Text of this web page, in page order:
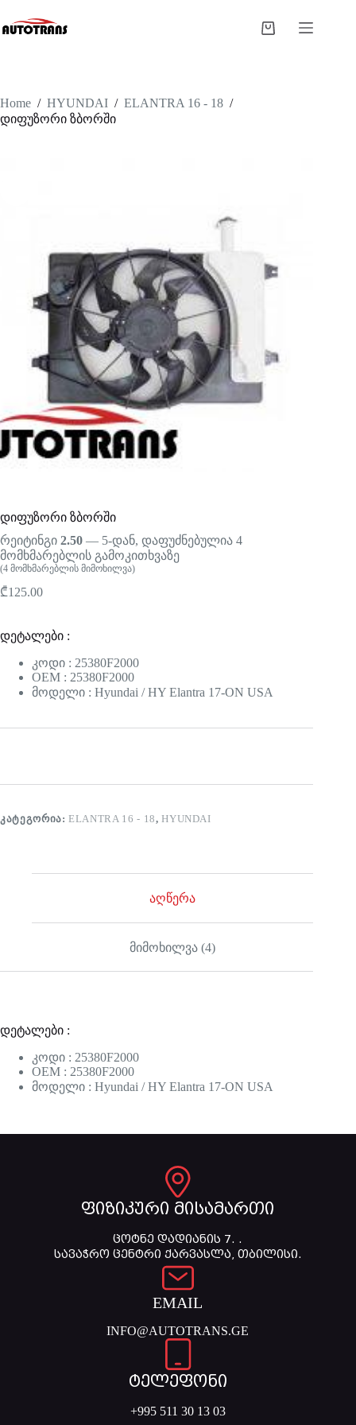
Home / HYUNDAI / ELANTRA 16 - 18 /
დიფუზორი ზბორში
დიფუზორი ზბორში
რეიტინგი 2.50 — 5-დან, დაფუძნებულია 4
მომხმარებლის გამოკითხვაზე
(4 მომხმარებლის მიმოხილვა)
₾125.00
დეტალები :
კოდი : 25380F2000
OEM : 25380F2000
მოდელი : Hyundai / HY Elantra 17-ON USA
ᲙᲐᲢᲔᲒᲝᲠᲘᲐ:ELANTRA 16 - 18,HYUNDAI
აღწერა
მიმოხილვა (4)
დეტალები :
კოდი : 25380F2000
OEM : 25380F2000
მოდელი : Hyundai / HY Elantra 17-ON USA
ფიზიკური მისამართი
ცოტნე დადიანის 7. .
სავაჭრო ცენტრი ქარვასლა, თბილისი.
EMAIL
INFO@AUTOTRANS.GE
ტელეფონი
+995 511 30 13 03